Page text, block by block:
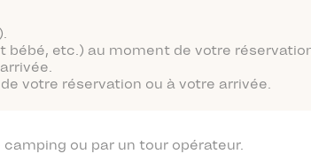
bébé, etc.) au moment de votre
votre réservation ou à votre arrivée.
ou par un tour opérateur.